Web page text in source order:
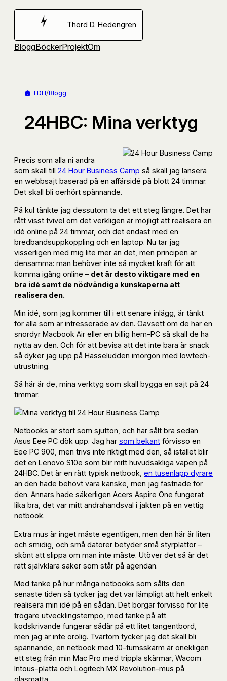
Hoppa
Thord D. Hedengren
BloggBöckerProjektOm
TDH/Blogg
24HBC: Mina verktyg
Precis som alla ni andra
som skall till 24 Hour Business Camp så skall jag lansera
en webbsajt baserad på en affärsidé på blott 24 timmar.
Det skall bli oerhört spännande.
På kul tänkte jag dessutom ta det ett steg längre. Det har
rått visst tvivel om det verkligen är möjligt att realisera en
idé online på 24 timmar, och det endast med en
bredbandsuppkoppling och en laptop. Nu tar jag
visserligen med mig lite mer än det, men principen är
densamma: man behöver inte så mycket kraft för att
komma igång online – det är desto viktigare med en
bra idé samt de nödvändiga kunskaperna att
realisera den.
Min idé, som jag kommer till i ett senare inlägg, är tänkt
för alla som är intresserade av den. Oavsett om de har en
snordyr Macbook Air eller en billig hem-PC så skall de ha
nytta av den. Och för att bevisa att det inte bara är snack
så dyker jag upp på Hasseludden imorgon med lowtech-
utrustning.
Så här är de, mina verktyg som skall bygga en sajt på 24
timmar:
Netbooks är stort som sjutton, och har sålt bra sedan
Asus Eee PC dök upp. Jag har som bekant förvisso en
Eee PC 900, men trivs inte riktigt med den, så istället blir
det en Lenovo S10e som blir mitt huvudsakliga vapen på
24HBC. Det är en rätt typisk netbook, en tusenlapp dyrare
än den hade behövt vara kanske, men jag fastnade för
den. Annars hade säkerligen Acers Aspire One fungerat
lika bra, det var mitt andrahandsval i jakten på en vettig
netbook.
Extra mus är inget måste egentligen, men den här är liten
och smidig, och små datorer betyder små styrplattor –
skönt att slippa om man inte måste. Utöver det så är det
rätt självklara saker som står på agendan.
Med tanke på hur många netbooks som sålts den
senaste tiden så tycker jag det var lämpligt att helt enkelt
realisera min idé på en sådan. Det borgar förvisso för lite
trögare utvecklingstempo, med tanke på att
kodskrivande fungerar sådär på ett litet tangentbord,
men jag är inte orolig. Tvärtom tycker jag det skall bli
spännande, en netbook med 10-tumsskärm är onekligen
ett steg från min Mac Pro med trippla skärmar, Wacom
Intous-platta och Logitech MX Revolution-mus på
glasmatta…